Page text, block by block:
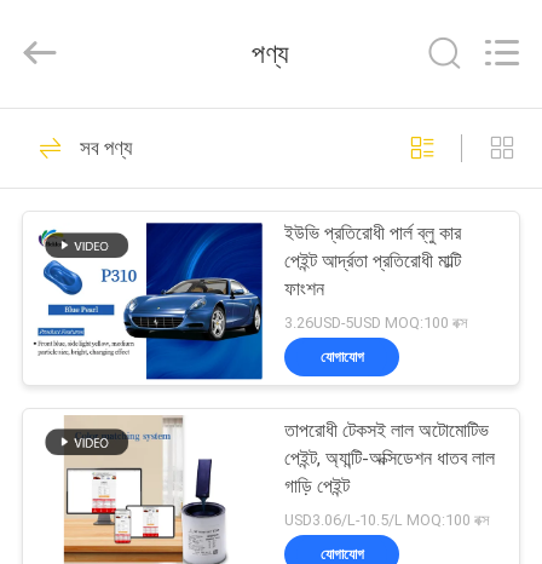
পণ্য
ভিডিও
আমাদের
সম্পর্কে
কারখানা
Technology
Rights
রিফিনিশ কার পেইন্ট
569
কার পেইন্ট বেসকোট
117
পণ্য
সব পণ্য
ইউভি প্রতিরোধী পার্ল ব্লু কার
পেইন্ট আর্দ্রতা প্রতিরোধী মাল্টি
ফাংশন
3.26USD-5USD MOQ:100 বক্স
যোগাযোগ
তাপরোধী টেকসই লাল অটোমোটিভ
পেইন্ট, অ্যান্টি-অক্সিডেশন ধাতব লাল
গাড়ি পেইন্ট
USD3.06/L-10.5/L MOQ:100 বক্স
যোগাযোগ